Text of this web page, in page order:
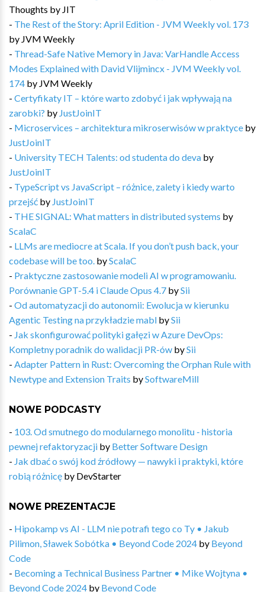
Thoughts by JIT
- The Rest of the Story: April Edition - JVM Weekly vol. 173
by JVM Weekly
- Thread-Safe Native Memory in Java: VarHandle Access
Modes Explained with David Vlijmincx - JVM Weekly vol.
174 by JVM Weekly
- Certyfikaty IT – które warto zdobyć i jak wpływają na
zarobki? by JustJoinIT
- Microservices – architektura mikroserwisów w praktyce by
JustJoinIT
- University TECH Talents: od studenta do deva by
JustJoinIT
- TypeScript vs JavaScript – różnice, zalety i kiedy warto
przejść by JustJoinIT
- THE SIGNAL: What matters in distributed systems by
ScalaC
- LLMs are mediocre at Scala. If you don’t push back, your
codebase will be too. byScalaC
- Praktyczne zastosowanie modeli AI w programowaniu.
Porównanie GPT-5.4 i Claude Opus 4.7 bySii
- Od automatyzacji do autonomii: Ewolucja w kierunku
Agentic Testing na przykładzie mabl bySii
- Jak skonfigurować polityki gałęzi w Azure DevOps:
Kompletny poradnik do walidacji PR-ów bySii
- Adapter Pattern in Rust: Overcoming the Orphan Rule with
Newtype and Extension Traits bySoftwareMill
NOWE PODCASTY
- 103. Od smutnego do modularnego monolitu - historia
pewnej refaktoryzacji by Better Software Design
- Jak dbać o swój kod źródłowy — nawyki i praktyki, które
robią różnicę by DevStarter
NOWE PREZENTACJE
- Hipokamp vs AI - LLM nie potrafi tego co Ty • Jakub
Pilimon, Sławek Sobótka • Beyond Code 2024 by Beyond
Code
- Becoming a Technical Business Partner • Mike Wojtyna •
Beyond Code 2024 by Beyond Code